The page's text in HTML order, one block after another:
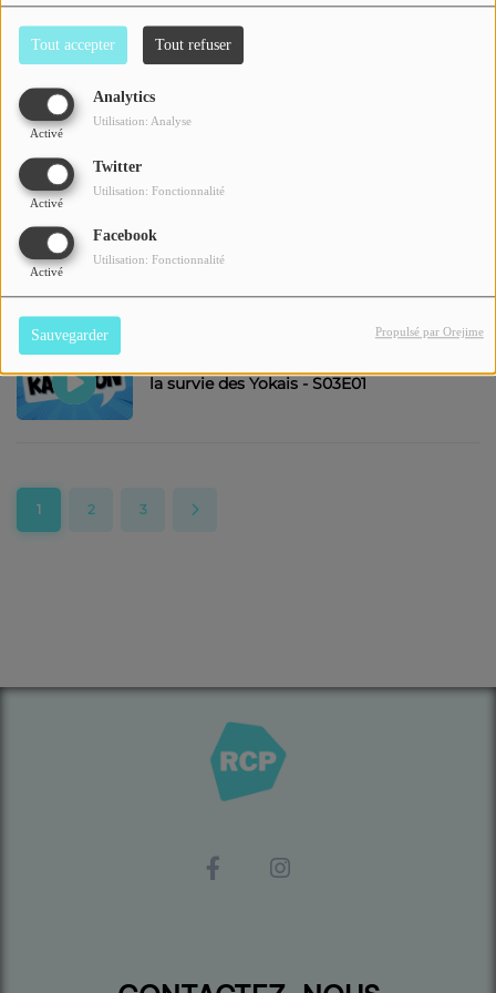
Tout accepter Tout refuser
Analytics
Activé
Utilisation: Analyse
Twitter
Activé
Utilisation: Fonctionnalité
Facebook
Activé
Utilisation: Fonctionnalité
Sauvegarder Propulsé par Orejime
Les ateliers EMI
Histoire en Ondes - La Gourmandise
commence quand on a faim - S02E03
la survie des Yokais - S03E01
1 2 3